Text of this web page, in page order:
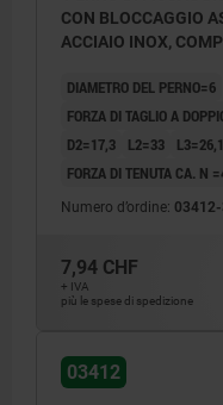
1) Magnete
2) Pezzo
CON BLOCCAGGIO
ACCIAIO INOX,
DIAMETRO DEL PERNO=6
FORZA DI TAGLIO A
D2=17,3
L2=33 L3=26,1
FORZA DI TENUTA CA. N
Numero d’ordine:
7,94 CHF
+ IVA
più le spese di spedizione
03412